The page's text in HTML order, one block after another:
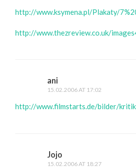
http://www.ksymena.pl/Plakaty/
http://www.thezreview.co.uk/
ani
15.02.2006 AT 17:02
http://www.filmstarts.de/bilder/
Jojo
15.02.2006 AT 18:27